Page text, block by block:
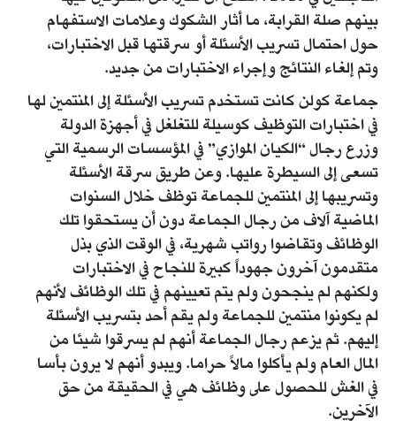
بينهم صلة القرابة، ما أثار الشكوك وعلامات الاستفهام
حول احتمال تسريب الأسئلة أو سرقتها قبل الاختبارات،
وتم إلغاء النتائج وإجراء الاختبارات من جديد.
جماعة كولن كانت تستخدم تسريب الأسئلة إلى المنتمين لها
في اختبارات التوظيف كوسيلة للتغلغل في أجهزة الدولة
وزرع رجال “الكيان الموازي” في المؤسسات الرسمية التي
تسعى إلى السيطرة عليها. وعن طريق سرقة الأسئلة
وتسريبها إلى المنتمين للجماعة توظف خلال السنوات
الماضية آلاف من رجال الجماعة دون أن يستحقوا تلك
الوظائف وتقاضوا رواتب شهرية، في الوقت الذي بذل
متقدمون آخرون جهوداً كبيرة للنجاح في الاختبارات
ولكنهم لم ينجحون ولم يتم تعيينهم في تلك الوظائف لأنهم
لم يكونوا منتمين للجماعة ولم يقم أحد بتسريب الأسئلة
إليهم. ثم يزعم رجال الجماعة أنهم لم يسرقوا شيئا من
المال العام ولم يأكلوا مالاً حراما. ويبدو أنهم لا يرون بأسا
في الغش للحصول على وظائف هي في الحقيقة من حق
الآخرين.